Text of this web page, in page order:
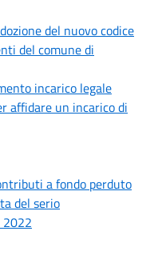
del nuovo codice
del comune di
incarico legale
affidare un incarico di
a fondo perduto
del serio